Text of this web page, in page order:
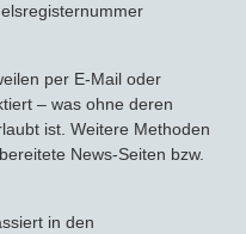
per E-Mail oder
– was ohne deren
ist. Weitere Methoden
News-Seiten bzw.
in den